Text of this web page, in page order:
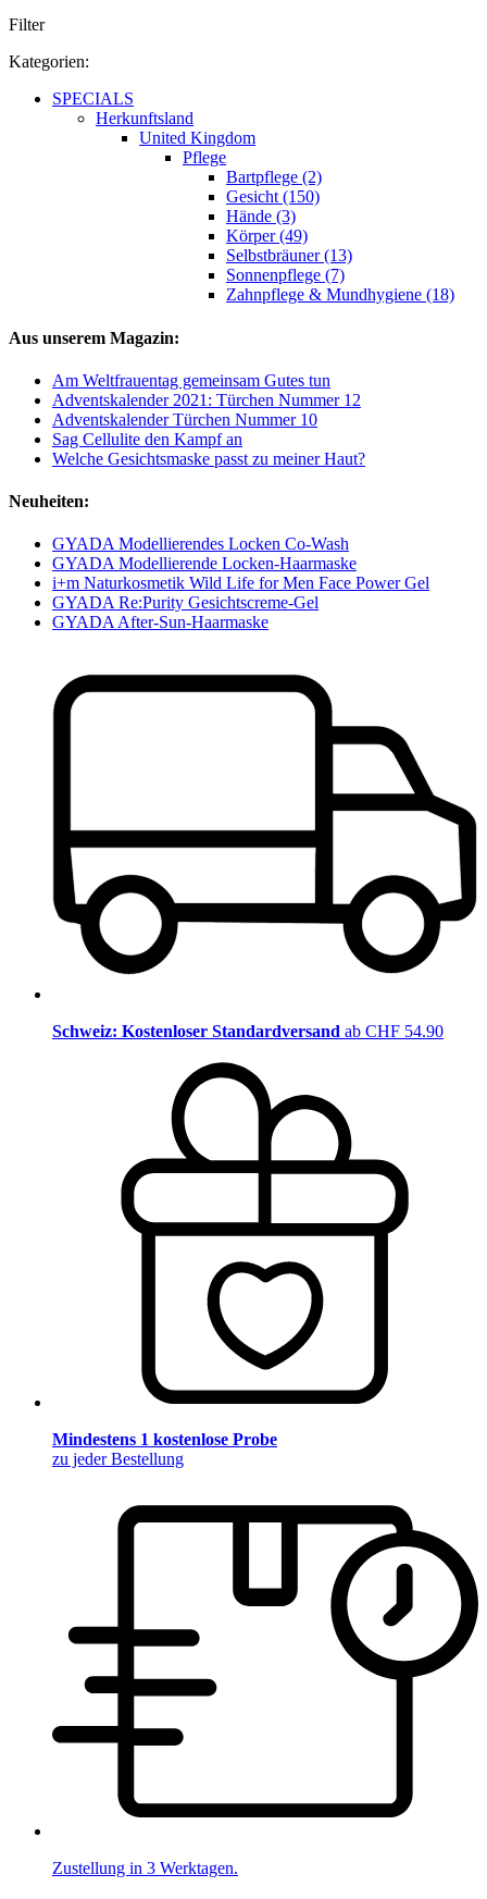
Filter
Kategorien:
SPECIALS
Herkunftsland
United Kingdom
Pflege
Bartpflege (2)
Gesicht (150)
Hände (3)
Körper (49)
Selbstbräuner (13)
Sonnenpflege (7)
Zahnpflege & Mundhygiene (18)
Aus unserem Magazin:
Am Weltfrauentag gemeinsam Gutes tun
Adventskalender 2021: Türchen Nummer 12
Adventskalender Türchen Nummer 10
Sag Cellulite den Kampf an
Welche Gesichtsmaske passt zu meiner Haut?
Neuheiten:
GYADA Modellierendes Locken Co-Wash
GYADA Modellierende Locken-Haarmaske
i+m Naturkosmetik Wild Life for Men Face Power Gel
GYADA Re:Purity Gesichtscreme-Gel
GYADA After-Sun-Haarmaske
Schweiz: Kostenloser Standardversand ab CHF 54.90
Mindestens 1 kostenlose Probe
zu jeder Bestellung
Zustellung in 3 Werktagen.